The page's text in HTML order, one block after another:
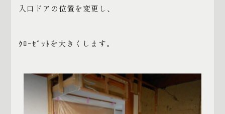
入口ドアの位置を変更し、
ｸﾛｰｾﾞｯﾄを大きくします。